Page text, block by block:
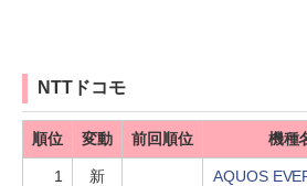
NTTドコモ
順位 変動 前回順位 機種
1 新 AQUOS